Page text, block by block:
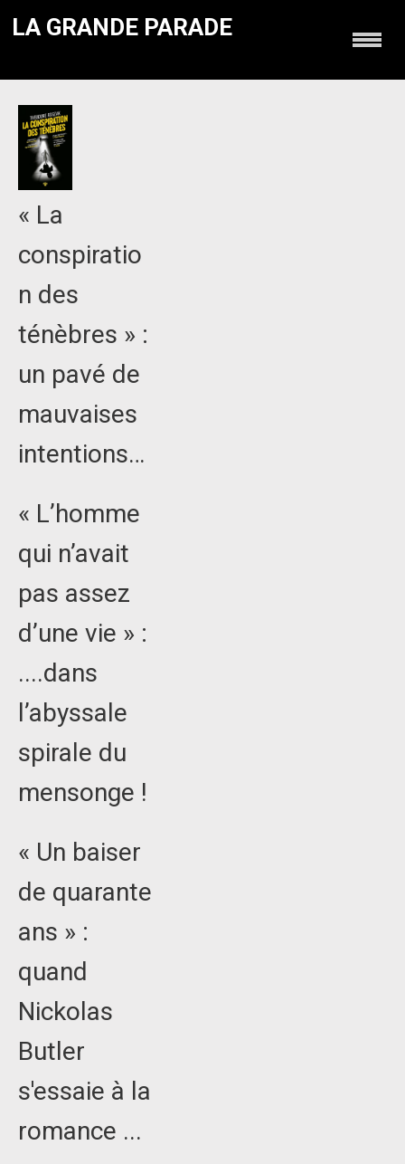
LA GRANDE PARADE
« La
conspiratio
n des
ténèbres » :
un pavé de
mauvaises
intentions…
« L’homme
qui n’avait
pas assez
d’une vie » :
....dans
l’abyssale
spirale du
mensonge !
« Un baiser
de quarante
ans » :
quand
Nickolas
Butler
s'essaie à la
romance ...